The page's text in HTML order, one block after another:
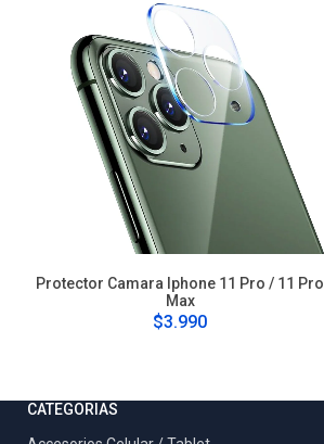
Protector Camara Iphone 11 Pro / 11 Pro
Max
$3.990
CATEGORIAS